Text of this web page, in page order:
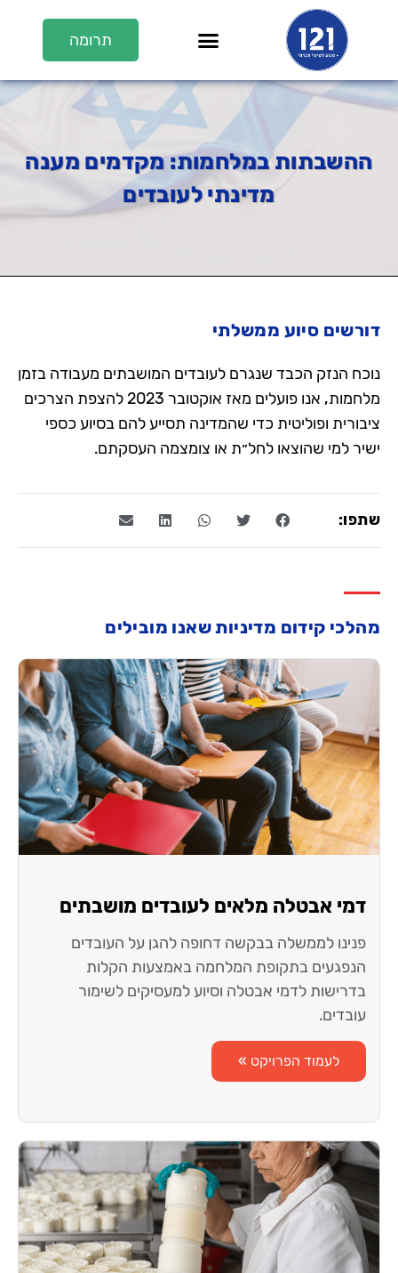
תרומה
ההשבתות במלחמות:מקדמים מענה
מדינתי לעובדים
דורשים סיוע ממשלתי
נוכח הנזק הכבד שנגרם לעובדים המושבתים מעבודה בזמן
מלחמות, אנו פועלים מאז אוקטובר 2023 להצפת הצרכים
ציבורית ופוליטית כדי שהמדינה תסייע להם בסיוע כספי
ישיר למי שהוצאו לחל״ת או צומצמה העסקתם.
שתפו:
מהלכי קידום מדיניות שאנו מובילים
דמי אבטלה מלאים לעובדים מושבתים
פנינו לממשלה בבקשה דחופה להגן על העובדים
הנפגעים בתקופת המלחמה באמצעות הקלות
בדרישות לדמי אבטלה וסיוע למעסיקים לשימור
עובדים.
לעמוד הפרויקט »